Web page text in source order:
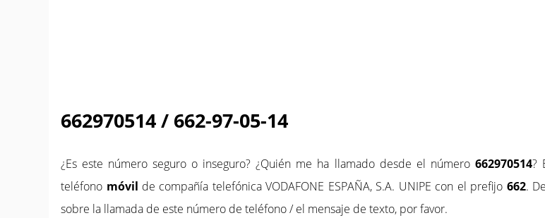
662970514 / 662-97-05-14
¿Es este número seguro o inseguro? ¿Quién me ha llamado desde el número 662970514?
teléfono móvil de compañía telefónica VODAFONE ESPAÑA, S.A. UNIPE con el prefijo 662.
sobre la llamada de este número de teléfono / el mensaje de texto, por favor.